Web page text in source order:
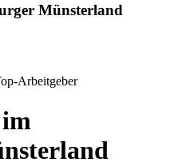
Münsterland
Arbeitgeber